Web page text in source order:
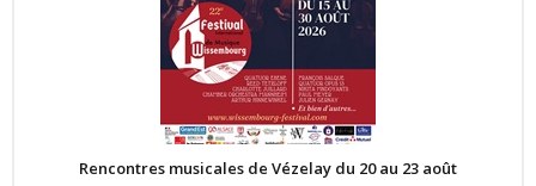
Rencontres musicales de Vézelay du 20 au 23 août